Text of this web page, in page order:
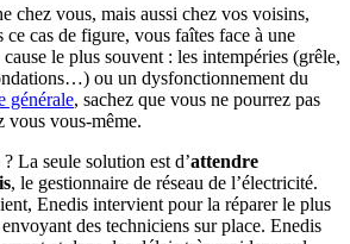
chez vous, mais aussi chez vos voisins,
cas de figure, vous faîtes face à une
cause le plus souvent : les intempéries (grêle,
ou un dysfonctionnement du
générale, sachez que vous ne pourrez pas
vous vous-même.
La seule solution est d’attendre
, le gestionnaire de réseau de l’électricité.
Enedis intervient pour la réparer le plus
des techniciens sur place. Enedis